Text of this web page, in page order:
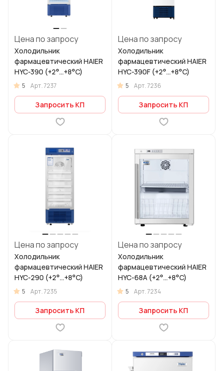
Цена по запросу
Холодильник
фармацевтический HAIER
HYC-390 (+2°...+8°C)
5 Арт.7237
Запросить КП
Цена по запросу
Холодильник
фармацевтический HAIER
HYC-390F (+2°...+8°C)
5 Арт.7236
Запросить КП
Цена по запросу
Холодильник
фармацевтический HAIER
HYC-290 (+2°...+8°C)
5 Арт.7235
Запросить КП
Цена по запросу
Холодильник
фармацевтический HAIER
HYC-68A (+2°...+8°C)
5 Арт.7234
Запросить КП